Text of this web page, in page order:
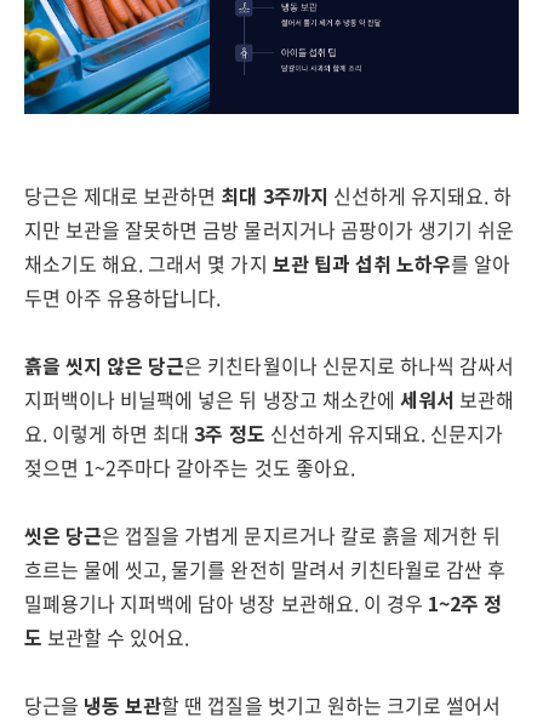
당근은 제대로 보관하면 최대 3주까지 신선하게 유지돼요. 하
지만 보관을 잘못하면 금방 물러지거나 곰팡이가 생기기 쉬운
채소기도 해요. 그래서 몇 가지 보관 팁과 섭취 노하우를 알아
두면 아주 유용하답니다.
흙을 씻지 않은 당근은 키친타월이나 신문지로 하나씩 감싸서
지퍼백이나 비닐팩에 넣은 뒤 냉장고 채소칸에 세워서 보관해
요. 이렇게 하면 최대3주 정도 신선하게 유지돼요. 신문지가
젖으면 1~2주마다 갈아주는 것도 좋아요.
씻은 당근은 껍질을 가볍게 문지르거나 칼로 흙을 제거한 뒤
흐르는 물에 씻고, 물기를 완전히 말려서 키친타월로 감싼 후
밀폐용기나 지퍼백에 담아 냉장 보관해요. 이 경우 1~2주 정
도 보관할 수 있어요.
당근을 냉동 보관할 땐 껍질을 벗기고 원하는 크기로 썰어서